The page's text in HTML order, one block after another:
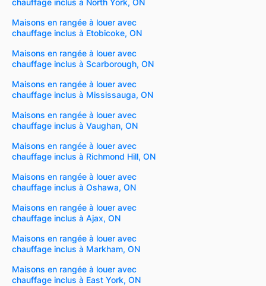
chauffage inclus à North York, ON
Maisons en rangée à louer avec
chauffage inclus à Etobicoke, ON
Maisons en rangée à louer avec
chauffage inclus à Scarborough, ON
Maisons en rangée à louer avec
chauffage inclus à Mississauga, ON
Maisons en rangée à louer avec
chauffage inclus à Vaughan, ON
Maisons en rangée à louer avec
chauffage inclus à Richmond Hill, ON
Maisons en rangée à louer avec
chauffage inclus à Oshawa, ON
Maisons en rangée à louer avec
chauffage inclus à Ajax, ON
Maisons en rangée à louer avec
chauffage inclus à Markham, ON
Maisons en rangée à louer avec
chauffage inclus à East York, ON